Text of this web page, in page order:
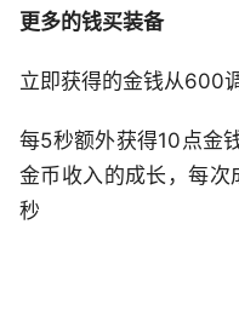
更多的钱买装备
立即获得的金钱从600
每5秒额外获得10点金
金币收入的成长，每
秒